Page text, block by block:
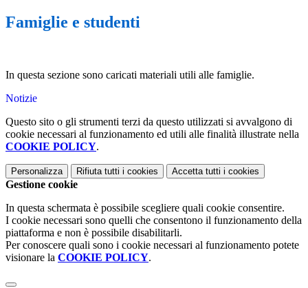
Famiglie e studenti
In questa sezione sono caricati materiali utili alle famiglie.
Notizie
Questo sito o gli strumenti terzi da questo utilizzati si avvalgono di
cookie necessari al funzionamento ed utili alle finalità illustrate nella
COOKIE POLICY.
Personalizza Rifiuta tutti i cookies Accetta tutti i cookies
Gestione cookie
In questa schermata è possibile scegliere quali cookie consentire.
I cookie necessari sono quelli che consentono il funzionamento della
piattaforma e non è possibile disabilitarli.
Per conoscere quali sono i cookie necessari al funzionamento potete
visionare la COOKIE POLICY.